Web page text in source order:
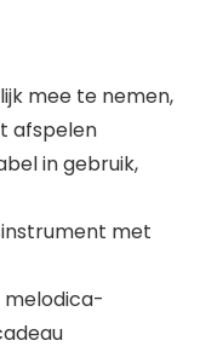
mee te nemen,
afspelen
in gebruik,
met
melodica-